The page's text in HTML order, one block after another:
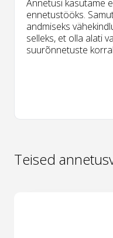
Annetusi kasutame
ennetustööks.
andmiseks
selleks, et olla alati
suurõnnetuste
Teised